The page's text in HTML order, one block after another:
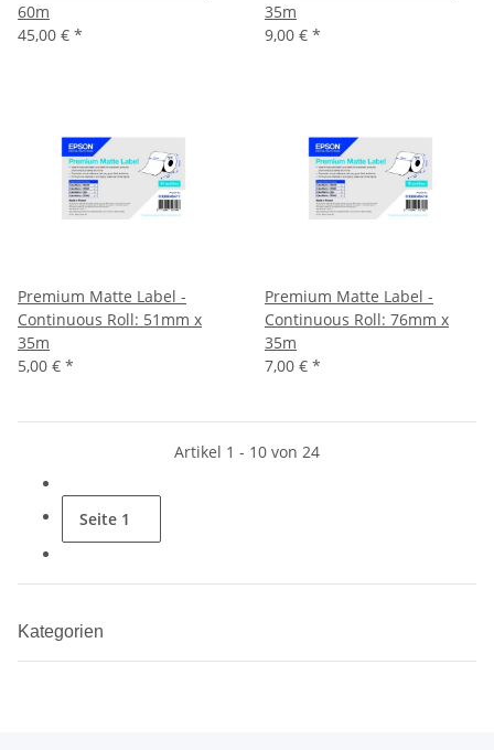
60m
45,00 € *
35m
9,00 € *
Premium Matte Label -
Continuous Roll: 51mm x
35m
5,00 € *
Premium Matte Label -
Continuous Roll: 76mm x
35m
7,00 € *
Artikel 1 - 10 von 24
Seite 1
Kategorien